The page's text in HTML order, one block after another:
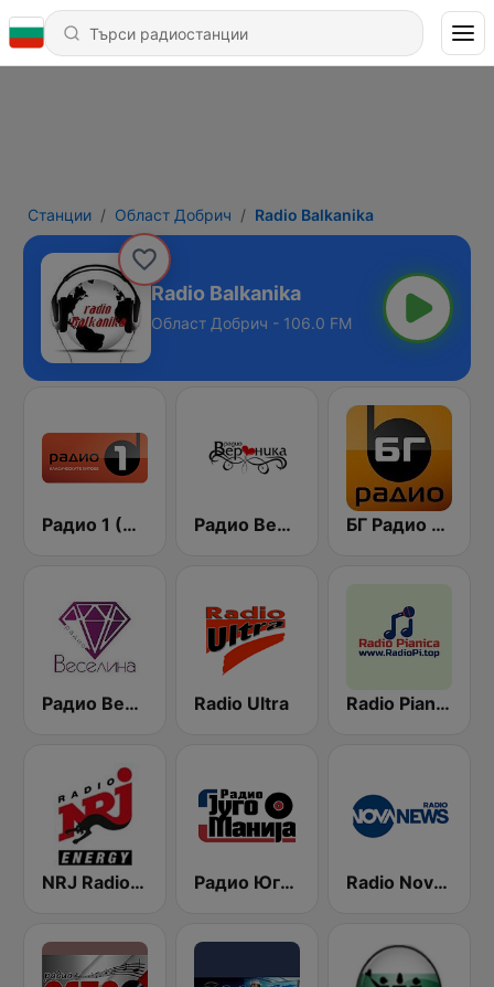
Станции Област Добрич Radio Balkanika
Radio Balkanika
Област Добрич - 106.0 FM
Радио 1 (Radio 1) Радио Вероника 96.7 (Radio Veronika) БГ Радио 91.9 ( BG Radio )
Радио Веселина 99.1 FM Radio Ultra Radio Pianica / Радио Пияника
NRJ Radio ENERGY Радио Югомания (Radio Jugomanija) Radio Nova News